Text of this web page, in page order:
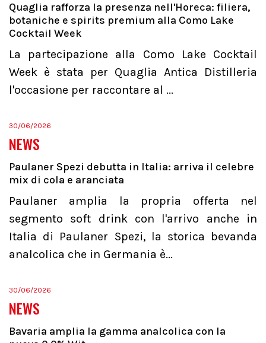
Quaglia rafforza la presenza nell'Horeca: filiera,
botaniche e spirits premium alla Como Lake
Cocktail Week
La partecipazione alla Como Lake Cocktail
Week è stata per Quaglia Antica Distilleria
l'occasione per raccontare al ...
30/06/2026
NEWS
Paulaner Spezi debutta in Italia: arriva il celebre
mix di cola e aranciata
Paulaner amplia la propria offerta nel
segmento soft drink con l'arrivo anche in
Italia di Paulaner Spezi, la storica bevanda
analcolica che in Germania è...
30/06/2026
NEWS
Bavaria amplia la gamma analcolica con la